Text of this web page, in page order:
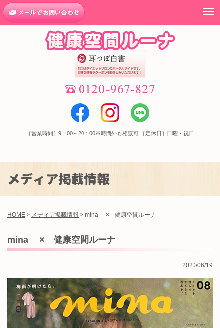
mina × 健康空間ルーナ｜高松市での健康な耳つぼダイエットは健康空間ルーナへ
［営業時間］9：00～20：00※時間外も相談可 ［定休日］日曜・祝日
メディア掲載情報
HOME > メディア掲載情報 > mina × 健康空間ルーナ
mina × 健康空間ルーナ
2020/06/19